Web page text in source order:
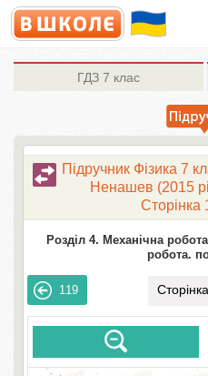
ГДЗ 7 клас
Підручник Фізика 7
Ненашев (2015
Сторінка
Розділ 4. Механічна робота
робота.
119 Сторінка